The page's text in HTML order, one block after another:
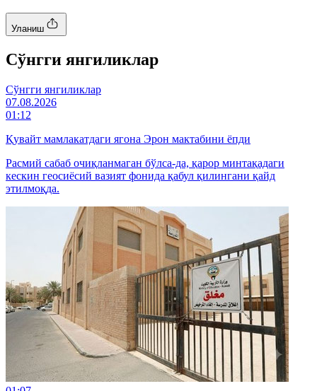
Уланиш
Cўнгги янгиликлар
Cўнгги янгиликлар
07.08.2026
01:12
Қувайт мамлакатдаги ягона Эрон мактабини ёпди
Расмий сабаб очиқланмаган бўлса-да, қарор минтақадаги
кескин геосиёсий вазият фонида қабул қилингани қайд
этилмоқда.